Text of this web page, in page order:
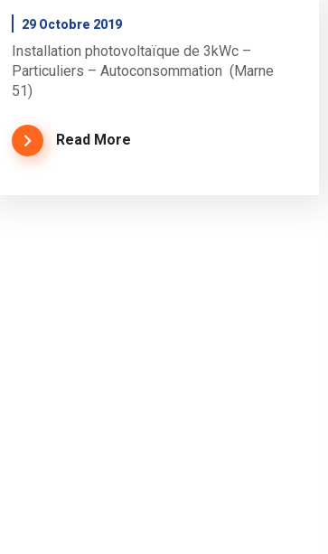
29 Octobre 2019
Installation photovoltaïque de 3kWc –
Particuliers – Autoconsommation (Marne
51)
Read More